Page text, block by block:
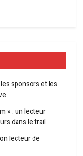
sponsors et les
» : un lecteur
dans le trail
lecteur de